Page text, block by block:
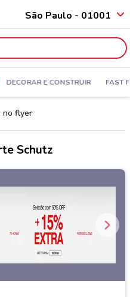
São Paulo - 01001
DECORAR E CONSTRUIR FAST
no flyer
Schutz